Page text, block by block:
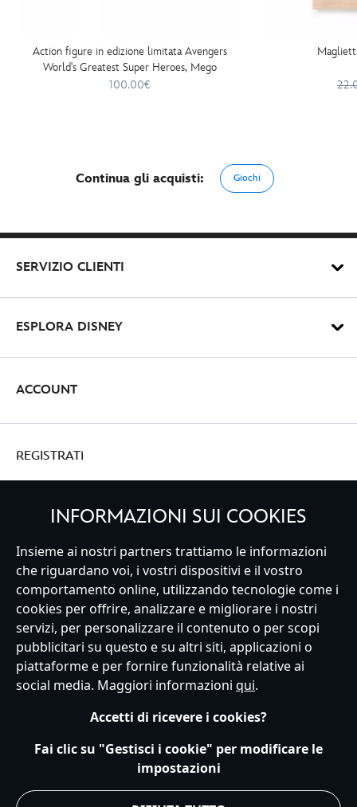
Action figure in edizione limitata Avengers
World's Greatest Super Heroes, Mego
100.00€
Continua gli acquisti: Giochi
SERVIZIO CLIENTI
ESPLORA DISNEY
ACCOUNT
REGISTRATI
Italy
Servizio Clienti Termini d'Uso Trova Negozio
Mappa del Sito
Normativa Europea sul trattamento dei dati personali
Informativa sulla privacy
Politica dei Cookie
Informativa sulla privacy UE
Termini e Condizioni generali
Gestisci le impostazioni dei Cookies
s172 Statements
INFORMAZIONI SUI COOKIES
Insieme ai nostri partners trattiamo le informazioni
che riguardano voi, i vostri dispositivi e il vostro
comportamento online, utilizzando tecnologie come i
cookies per offrire, analizzare e migliorare i nostri
servizi, per personalizzare il contenuto o per scopi
pubblicitari su questo e su altri siti, applicazioni o
piattaforme e per fornire funzionalità relative ai
social media. Maggiori informazioni qui.
Accetti di ricevere i cookies?
Fai clic su "Gestisci i cookie" per modificare le
impostazioni